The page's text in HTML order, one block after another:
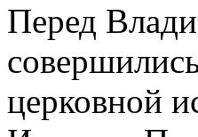
Перед
церковной